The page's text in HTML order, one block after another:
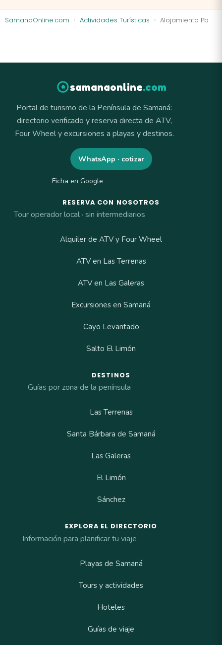
SamanaOnline.com Actividades Turísticas Alojamiento Pb
samanaonline.com
Portal de turismo de la Península de Samaná:
directorio verificado y reserva directa de ATV,
Four Wheel y excursiones a playas y destinos.
WhatsApp · cotizar
Ficha en Google
RESERVA CON NOSOTROS
Tour operador local · sin intermediarios
Alquiler de ATV y Four Wheel
ATV en Las Terrenas
ATV en Las Galeras
Excursiones en Samaná
Cayo Levantado
Salto El Limón
DESTINOS
Guías por zona de la península
Las Terrenas
Santa Bárbara de Samaná
Las Galeras
El Limón
Sánchez
EXPLORA EL DIRECTORIO
Información para planificar tu viaje
Playas de Samaná
Tours y actividades
Hoteles
Guías de viaje